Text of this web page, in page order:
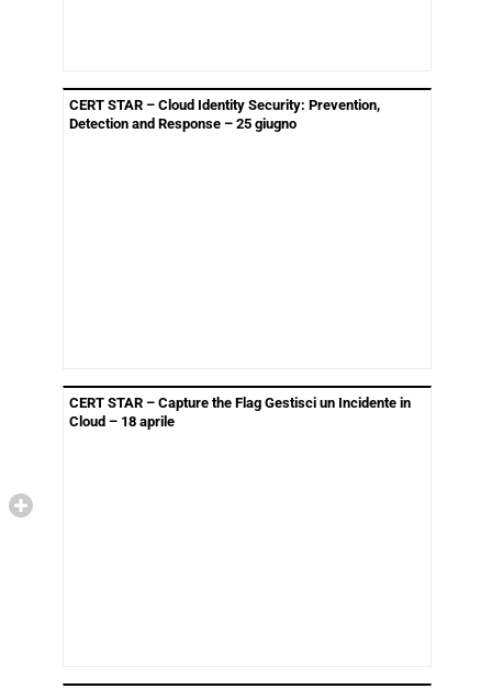
CERT STAR – Cloud Identity Security: Prevention,
Detection and Response – 25 giugno
CERT STAR – Capture the Flag Gestisci un Incidente in
Cloud – 18 aprile